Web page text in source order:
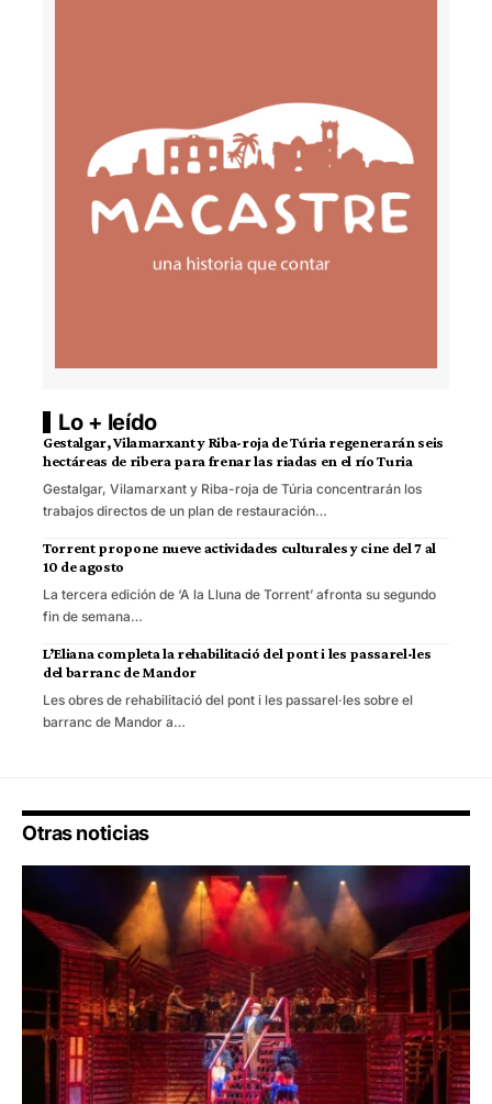
Lo + leído
Gestalgar, Vilamarxant y Riba-roja de Túria regenerarán seis
hectáreas de ribera para frenar las riadas en el río Turia
Gestalgar, Vilamarxant y Riba-roja de Túria concentrarán los
trabajos directos de un plan de restauración…
Torrent propone nueve actividades culturales y cine del 7 al
10 de agosto
La tercera edición de ‘A la Lluna de Torrent’ afronta su segundo
fin de semana…
L’Eliana completa la rehabilitació del pont i les passarel·les
del barranc de Mandor
Les obres de rehabilitació del pont i les passarel·les sobre el
barranc de Mandor a…
Otras noticias